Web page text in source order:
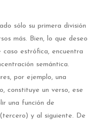
sólo su primera división
más. Bien, lo que deseo
caso estrófica, encuentra
semántica.
por ejemplo, una
constituye un verso, ese
una función de
y al siguiente. De